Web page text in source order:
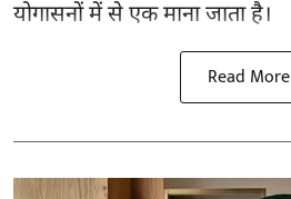
योगासनोंमें से एक माना जाता है।
Read More